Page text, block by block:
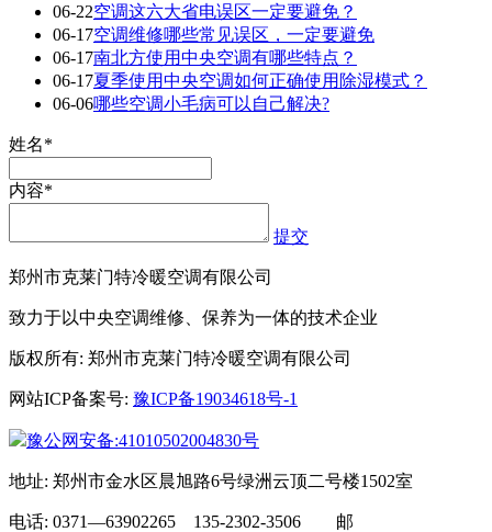
06-22空调这六大省电误区一定要避免？
06-17空调维修哪些常见误区，一定要避免
06-17南北方使用中央空调有哪些特点？
06-17夏季使用中央空调如何正确使用除湿模式？
06-06哪些空调小毛病可以自己解决?
姓名*
内容*
提交
郑州市克莱门特冷暖空调有限公司
致力于以中央空调维修、保养为一体的技术企业
版权所有: 郑州市克莱门特冷暖空调有限公司
网站ICP备案号: 豫ICP备19034618号-1
豫公网安备:41010502004830号
地址: 郑州市金水区晨旭路6号绿洲云顶二号楼1502室
电话: 0371—63902265 135-2302-3506 邮